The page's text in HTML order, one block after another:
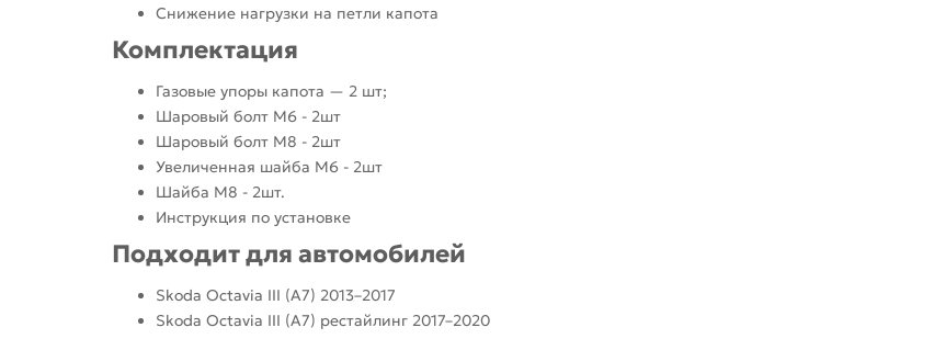
Снижение нагрузки на петли капота
Комплектация
Газовые упоры капота — 2 шт;
Шаровый болт М6 - 2шт
Шаровый болт М8 - 2шт
Увеличенная шайба М6 - 2шт
Шайба М8 - 2шт.
Инструкция по установке
Подходит для автомобилей
Skoda Octavia III (A7) 2013–2017
Skoda Octavia III (A7) рестайлинг 2017–2020